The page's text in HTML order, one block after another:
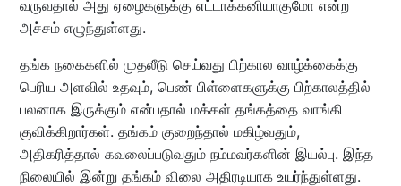
வருவதால் அது ஏழைகளுக்கு எட்டாக்கனியாகுமோ என்ற
அச்சம் எழுந்துள்ளது.
தங்க நகைகளில் முதலீடு செய்வது பிற்கால வாழ்க்கைக்கு
பெரிய அளவில் உதவும், பெண் பிள்ளைகளுக்கு பிற்காலத்தில்
பலனாக இருக்கும் என்பதால் மக்கள் தங்கத்தை வாங்கி
குவிக்கிறார்கள். தங்கம் குறைந்தால் மகிழ்வதும்,
அதிகரித்தால் கவலைப்படுவதும் நம்மவர்களின் இயல்பு. இந்த
நிலையில் இன்று தங்கம் விலை அதிரடியாக உயர்ந்துள்ளது.